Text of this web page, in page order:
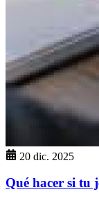
20 dic. 2025
Qué hacer si tu